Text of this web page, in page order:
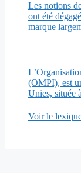
Les notions
ont été
marque
(OMPI), est
Unies, située
Voir le